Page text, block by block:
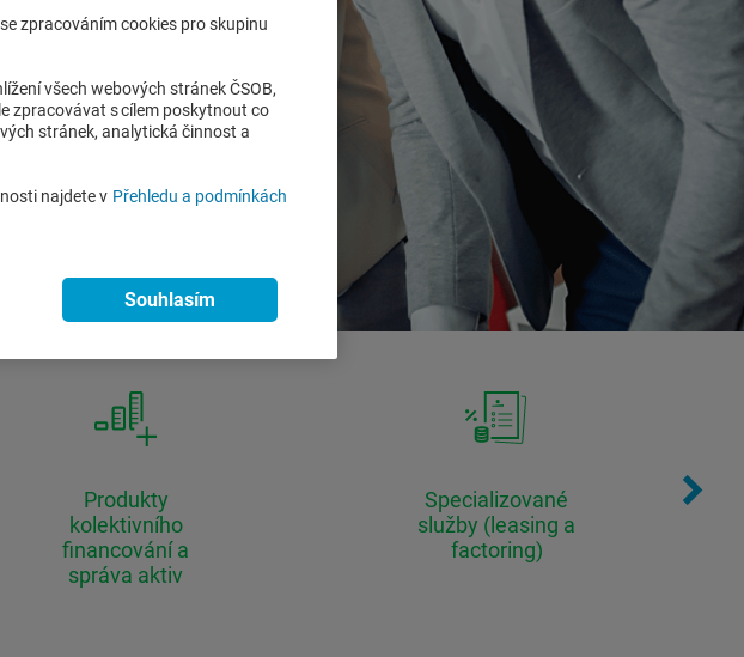
Produkty
kolektivního
financování a
správa aktiv
Specializované
služby (leasing a
factoring)
zpracováním cookies pro skupinu
všech webových stránek ČSOB,
zpracovávat s cílem poskytnout co
stránek, analytická činnost a
najdete v Přehledu a podmínkách
Souhlasím